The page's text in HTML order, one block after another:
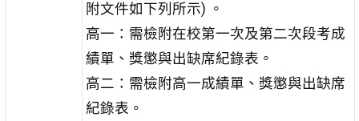
附文件如下列所示) 。
高一：需檢附在校第一次及第二次段考成
績單、獎懲與出缺席紀錄表。
高二：需檢附高一成績單、獎懲與出缺席
紀錄表。